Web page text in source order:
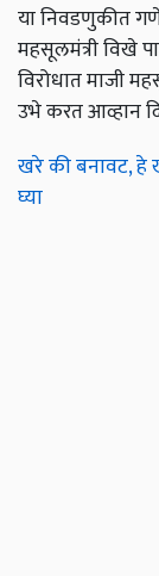
या निवडणुकीत
महसूलमंत्री विखे
विरोधात माजी
उभे करत आव्हान
खरे की बनावट, हे
घ्या